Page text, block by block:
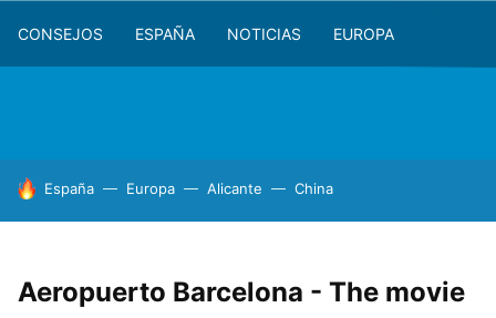
CONSEJOS ESPAÑA NOTICIAS EUROPA
HOY SE HABLA DE
España Europa Alicante China
Aeropuerto Barcelona - The movie